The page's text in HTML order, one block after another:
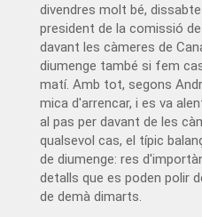
divendres molt bé,
president de la comissió
davant les càmeres de
diumenge també si fem
matí. Amb tot, segons
mica d'arrencar, i es va
al pas per davant de les
qualsevol cas, el típic
de diumenge: res
detalls que es poden polir
de demà dimarts.